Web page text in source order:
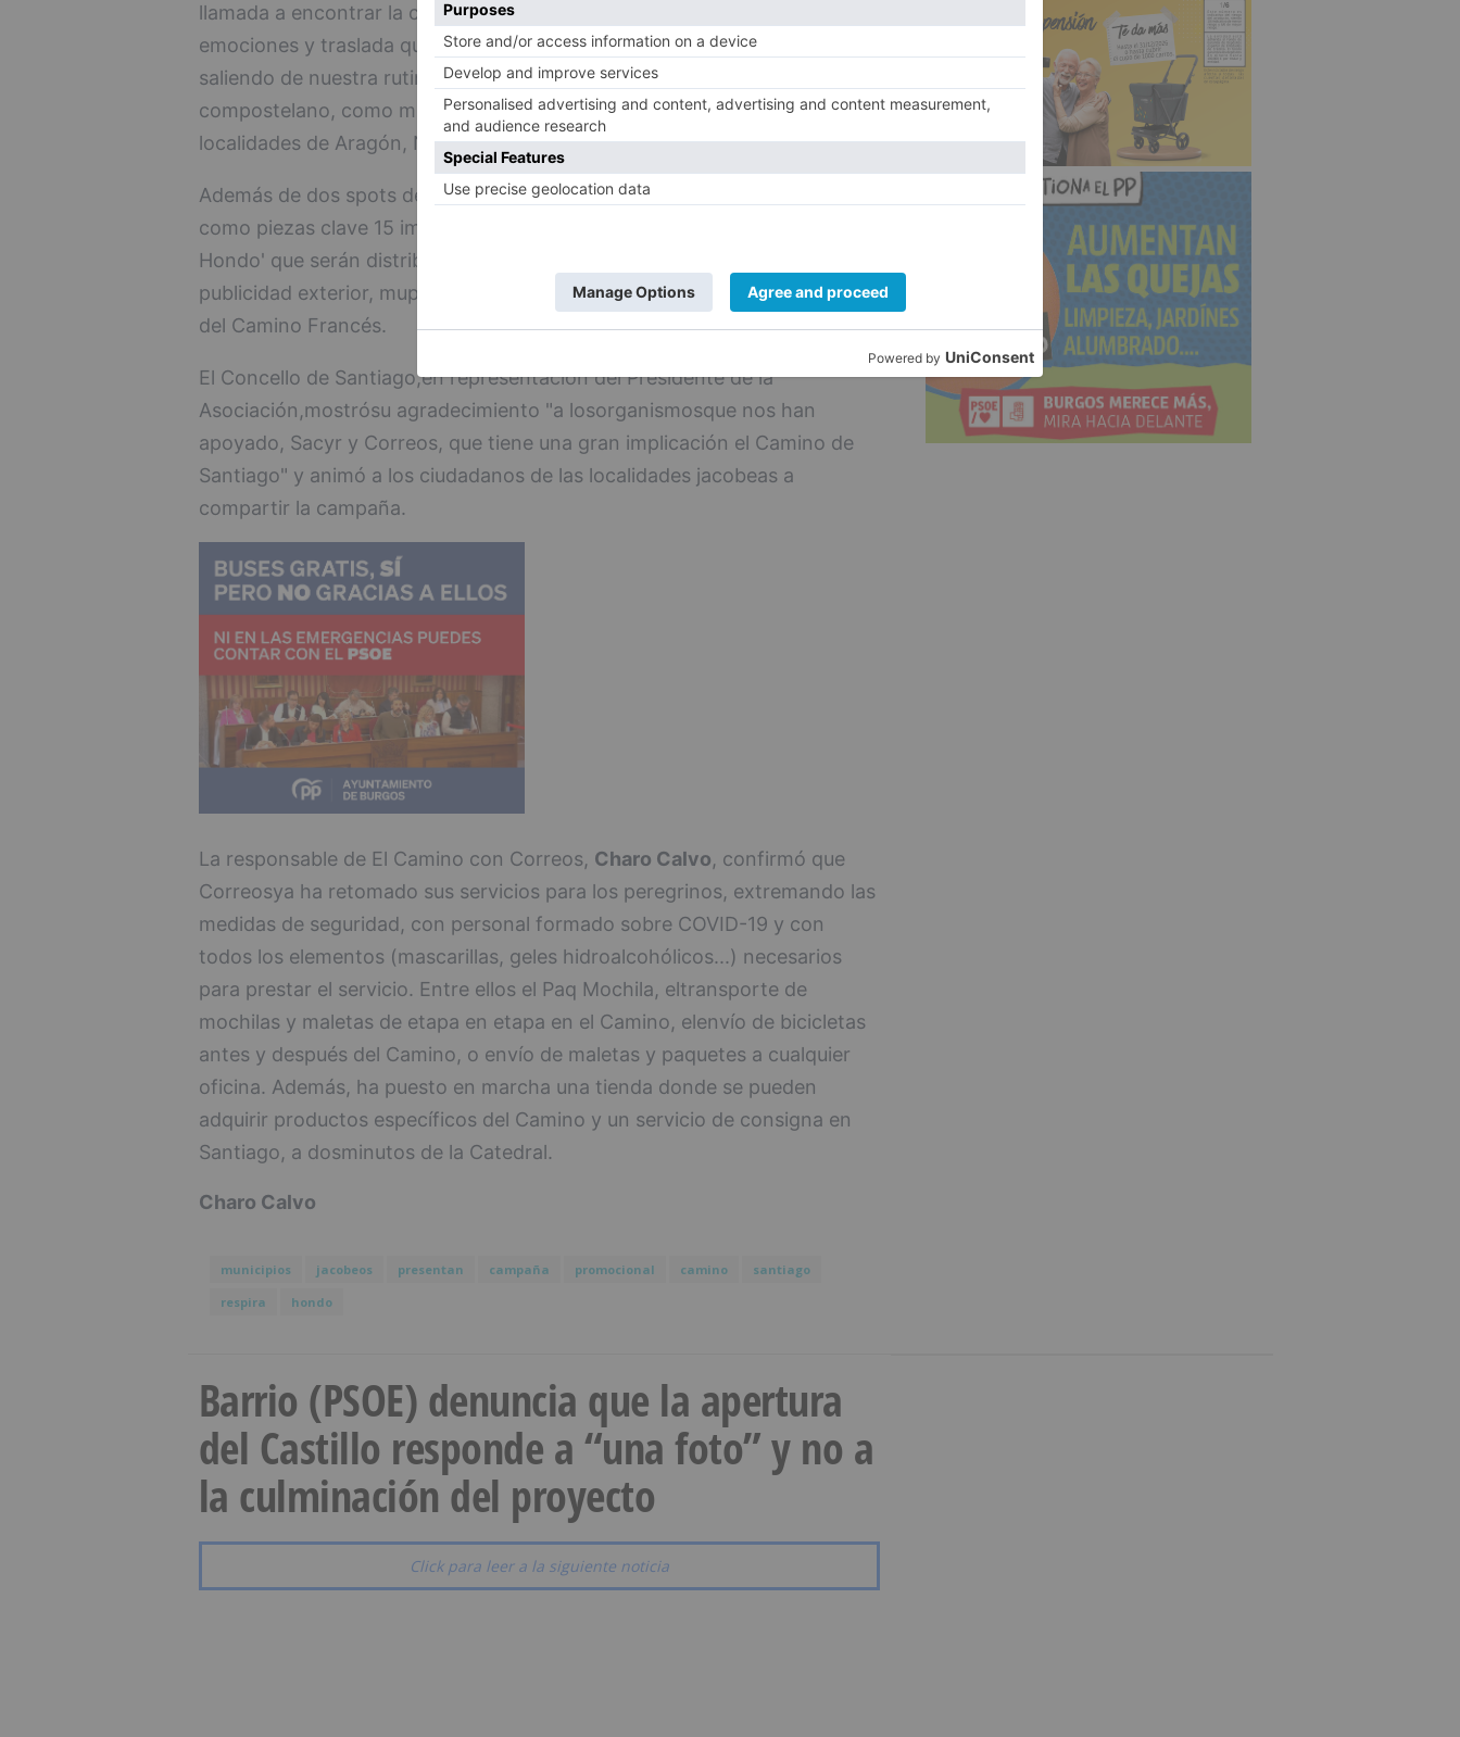
llamada a encontrar la calma en la Ruta a Compostela, que apela a las
emociones y traslada que el Camino es un sitio donde respirar hondo
saliendo de nuestra rutina a un lugar sanador", aseveró el edil
compostelano, como miembro nato de esta asociación que aglutina a 102
localidades de Aragón, Navarra, La Rioja, Castilla y León y Galicia.
Además de dos spots de 26 segundos, esta campaña también incluye
como piezas clave 15 imágenes con el lema de la campaña 'Respira
Hondo' que serán distribuidas durante el próximo mes, y varias piezas de
publicidad exterior, mupies, que serán facilitadas a las grandes ciudades
del Camino Francés.
El Concello de Santiago,en representación del Presidente de la
Asociación,mostrósu agradecimiento "a losorganismosque nos han
apoyado, Sacyr y Correos, que tiene una gran implicación el Camino de
Santiago" y animó a los ciudadanos de las localidades jacobeas a
compartir la campaña.
La responsable de El Camino con Correos, Charo Calvo, confirmó que
Correosya ha retomado sus servicios para los peregrinos, extremando las
medidas de seguridad, con personal formado sobre COVID-19 y con
todos los elementos (mascarillas, geles hidroalcohólicos...) necesarios
para prestar el servicio. Entre ellos el Paq Mochila, eltransporte de
mochilas y maletas de etapa en etapa en el Camino, elenvío de bicicletas
antes y después del Camino, o envío de maletas y paquetes a cualquier
oficina. Además, ha puesto en marcha una tienda donde se pueden
adquirir productos específicos del Camino y un servicio de consigna en
Santiago, a dosminutos de la Catedral.
Charo Calvo
municipios jacobeos presentan campaña promocional camino
santiago
respira
hondo
Barrio (PSOE) denuncia que la apertura
del Castillo responde a “una foto” y no a
la culminación del proyecto
Click para leer a la siguiente noticia